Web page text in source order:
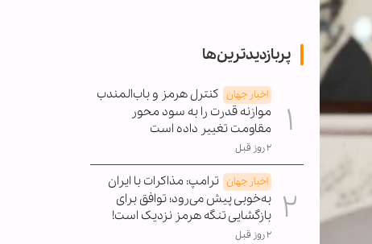
پربازدیدترین‌ها
اخبار جهان کنترل هرمز و باب‌المندب
موازنه قدرت را به سود محور
مقاومت تغییر داده است
۲ روز قبل
اخبار جهان ترامپ: مذاکرات با ایران
به‌خوبی پیش می‌رود؛ توافق برای
بازگشایی تنگه هرمز نزدیک است!
۲ روز قبل